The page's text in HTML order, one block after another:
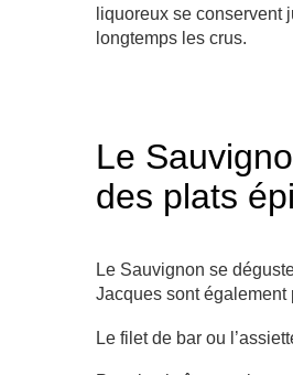
liquoreux se conservent
longtemps les crus.
Le
des plats
Le Sauvignon se
Jacques sont
Le filet de bar ou